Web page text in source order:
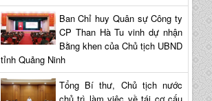
Ban Chỉ huy Quân sự Công ty
CP Than Hà Tu vinh dự nhận
Bằng khen của Chủ tịch UBND
tỉnh Quảng Ninh
Tổng Bí thư, Chủ tịch nước